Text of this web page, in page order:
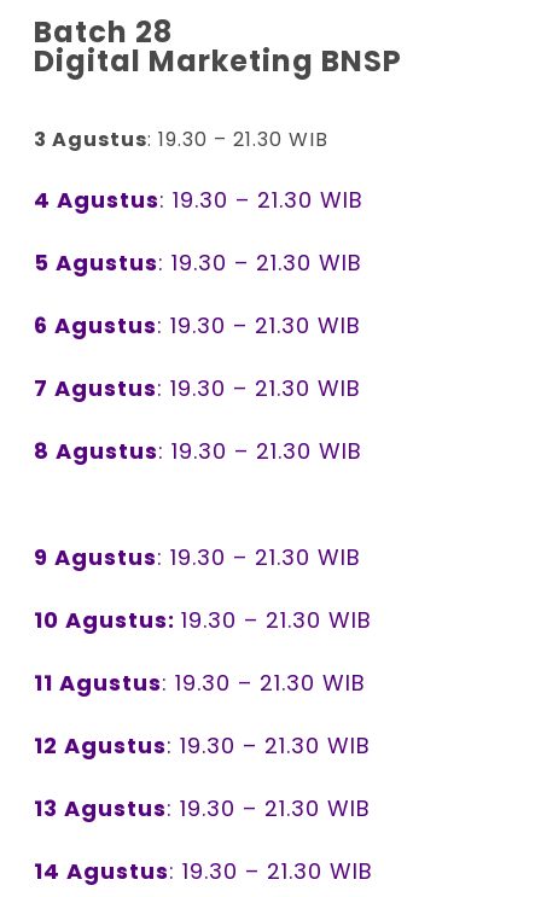
Batch 28
Digital Marketing BNSP
3 Agustus: 19.30 – 21.30 WIB
4 Agustus: 19.30 – 21.30 WIB
5 Agustus: 19.30 – 21.30 WIB
6 Agustus: 19.30 – 21.30 WIB
7 Agustus: 19.30 – 21.30 WIB
8 Agustus: 19.30 – 21.30 WIB
9 Agustus: 19.30 – 21.30 WIB
10 Agustus: 19.30 – 21.30 WIB
11 Agustus: 19.30 – 21.30 WIB
12 Agustus: 19.30 – 21.30 WIB
13 Agustus: 19.30 – 21.30 WIB
14 Agustus: 19.30 – 21.30 WIB